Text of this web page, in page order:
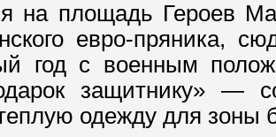
на площадь Героев
евро-пряника,
год с военным
защитнику» —
одежду для зоны